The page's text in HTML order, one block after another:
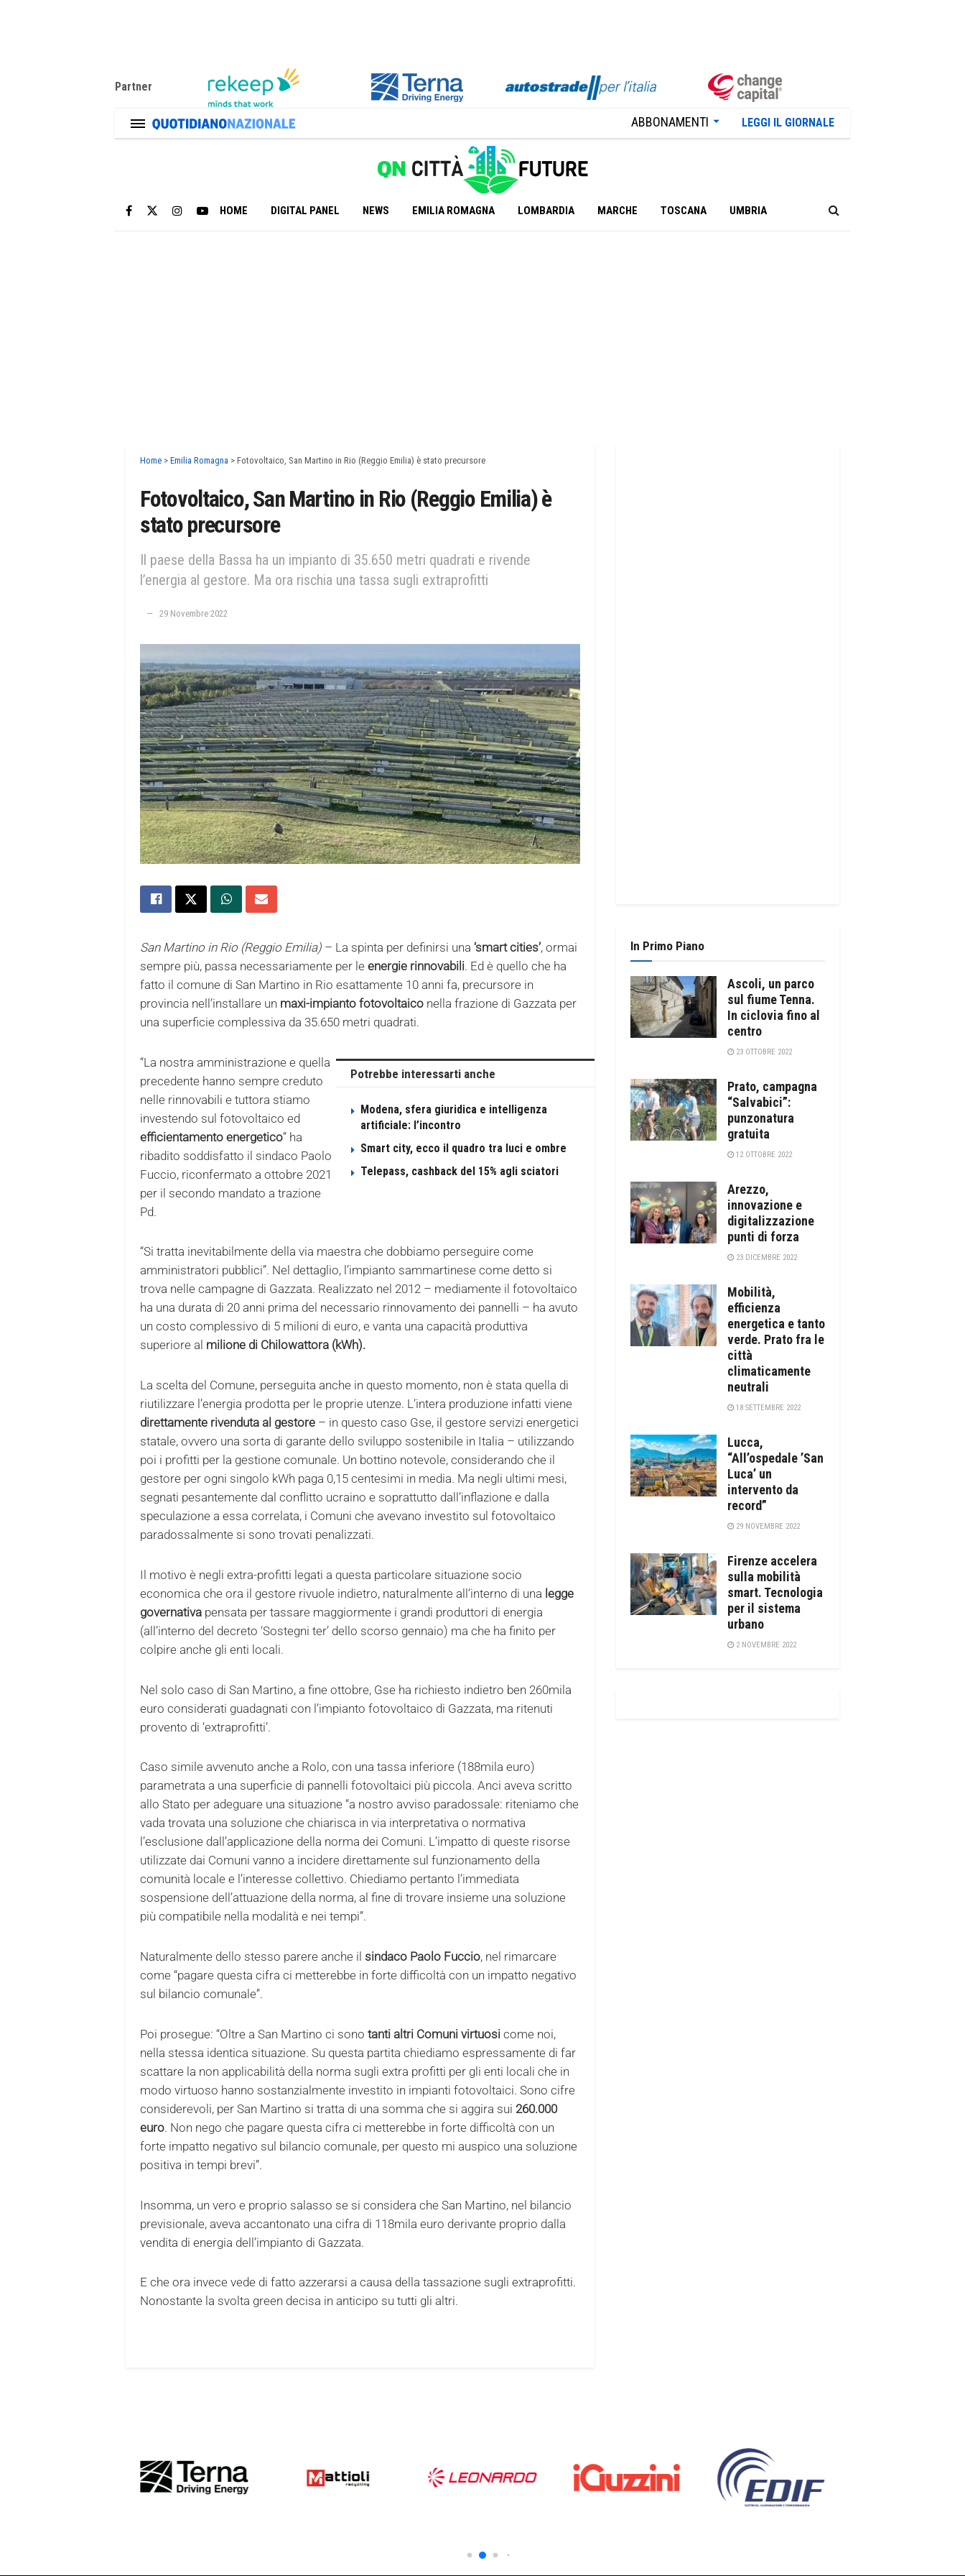
Partner
ABBONAMENTI LEGGI IL GIORNALE
HOME DIGITAL PANEL NEWS EMILIA ROMAGNA LOMBARDIA MARCHE TOSCANA UMBRIA
Home > Emilia Romagna > Fotovoltaico, San Martino in Rio (Reggio Emilia) è stato precursore
Fotovoltaico, San Martino in Rio (Reggio Emilia) è
stato precursore
Il paese della Bassa ha un impianto di 35.650 metri quadrati e rivende
l’energia al gestore. Ma ora rischia una tassa sugli extraprofitti
29 Novembre 2022
San Martino in Rio (Reggio Emilia) – La spinta per definirsi una ‘smart cities’, ormai
sempre più, passa necessariamente per le energie rinnovabili. Ed è quello che ha
fatto il comune di San Martino in Rio esattamente 10 anni fa, precursore in
provincia nell’installare un maxi-impianto fotovoltaico nella frazione di Gazzata per
una superficie complessiva da 35.650 metri quadrati.
Potrebbe interessarti anche
Modena, sfera giuridica e intelligenza
artificiale: l’incontro
Smart city, ecco il quadro tra luci e ombre
Telepass, cashback del 15% agli sciatori
“La nostra amministrazione e quella
precedente hanno sempre creduto
nelle rinnovabili e tuttora stiamo
investendo sul fotovoltaico ed
efficientamento energetico” ha
ribadito soddisfatto il sindaco Paolo
Fuccio, riconfermato a ottobre 2021
per il secondo mandato a trazione
Pd.
“Si tratta inevitabilmente della via maestra che dobbiamo perseguire come
amministratori pubblici”. Nel dettaglio, l’impianto sammartinese come detto si
trova nelle campagne di Gazzata. Realizzato nel 2012 – mediamente il fotovoltaico
ha una durata di 20 anni prima del necessario rinnovamento dei pannelli – ha avuto
un costo complessivo di 5 milioni di euro, e vanta una capacità produttiva
superiore al milione di Chilowattora (kWh).
La scelta del Comune, perseguita anche in questo momento, non è stata quella di
riutilizzare l’energia prodotta per le proprie utenze. L’intera produzione infatti viene
direttamente rivenduta al gestore – in questo caso Gse, il gestore servizi energetici
statale, ovvero una sorta di garante dello sviluppo sostenibile in Italia – utilizzando
poi i profitti per la gestione comunale. Un bottino notevole, considerando che il
gestore per ogni singolo kWh paga 0,15 centesimi in media. Ma negli ultimi mesi,
segnati pesantemente dal conflitto ucraino e soprattutto dall’inflazione e dalla
speculazione a essa correlata, i Comuni che avevano investito sul fotovoltaico
paradossalmente si sono trovati penalizzati.
Il motivo è negli extra-profitti legati a questa particolare situazione socio
economica che ora il gestore rivuole indietro, naturalmente all’interno di una legge
governativa pensata per tassare maggiormente i grandi produttori di energia
(all’interno del decreto ‘Sostegni ter’ dello scorso gennaio) ma che ha finito per
colpire anche gli enti locali.
Nel solo caso di San Martino, a fine ottobre, Gse ha richiesto indietro ben 260mila
euro considerati guadagnati con l’impianto fotovoltaico di Gazzata, ma ritenuti
provento di ‘extraprofitti’.
Caso simile avvenuto anche a Rolo, con una tassa inferiore (188mila euro)
parametrata a una superficie di pannelli fotovoltaici più piccola. Anci aveva scritto
allo Stato per adeguare una situazione “a nostro avviso paradossale: riteniamo che
vada trovata una soluzione che chiarisca in via interpretativa o normativa
l’esclusione dall’applicazione della norma dei Comuni. L’impatto di queste risorse
utilizzate dai Comuni vanno a incidere direttamente sul funzionamento della
comunità locale e l’interesse collettivo. Chiediamo pertanto l’immediata
sospensione dell’attuazione della norma, al fine di trovare insieme una soluzione
più compatibile nella modalità e nei tempi”.
Naturalmente dello stesso parere anche il sindaco Paolo Fuccio, nel rimarcare
come “pagare questa cifra ci metterebbe in forte difficoltà con un impatto negativo
sul bilancio comunale”.
Poi prosegue: “Oltre a San Martino ci sono tanti altri Comuni virtuosi come noi,
nella stessa identica situazione. Su questa partita chiediamo espressamente di far
scattare la non applicabilità della norma sugli extra profitti per gli enti locali che in
modo virtuoso hanno sostanzialmente investito in impianti fotovoltaici. Sono cifre
considerevoli, per San Martino si tratta di una somma che si aggira sui 260.000
euro. Non nego che pagare questa cifra ci metterebbe in forte difficoltà con un
forte impatto negativo sul bilancio comunale, per questo mi auspico una soluzione
positiva in tempi brevi”.
Insomma, un vero e proprio salasso se si considera che San Martino, nel bilancio
previsionale, aveva accantonato una cifra di 118mila euro derivante proprio dalla
vendita di energia dell’impianto di Gazzata.
E che ora invece vede di fatto azzerarsi a causa della tassazione sugli extraprofitti.
Nonostante la svolta green decisa in anticipo su tutti gli altri.
In Primo Piano
Ascoli, un parco
sul fiume Tenna.
In ciclovia fino al
centro
23 OTTOBRE 2022
Prato, campagna
“Salvabici”:
punzonatura
gratuita
12 OTTOBRE 2022
Arezzo,
innovazione e
digitalizzazione
punti di forza
23 DICEMBRE 2022
Mobilità,
efficienza
energetica e tanto
verde. Prato fra le
città
climaticamente
neutrali
18 SETTEMBRE 2022
Lucca,
“All’ospedale ’San
Luca’ un
intervento da
record”
29 NOVEMBRE 2022
Firenze accelera
sulla mobilità
smart. Tecnologia
per il sistema
urbano
2 NOVEMBRE 2022